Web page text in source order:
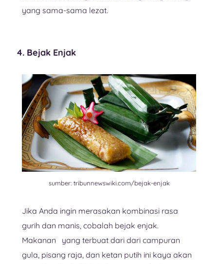
yang sama-sama lezat.
4. Bejak Enjak
sumber: tribunnewswiki.com/bejak-enjak
Jika Anda ingin merasakan kombinasi rasa
gurih dan manis, cobalah bejak enjak.
Makanan yang terbuat dari dari campuran
gula, pisang raja, dan ketan putih ini kaya akan